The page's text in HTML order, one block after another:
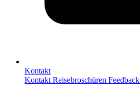
Kontakt
Kontakt Reisebroschüren Feedback